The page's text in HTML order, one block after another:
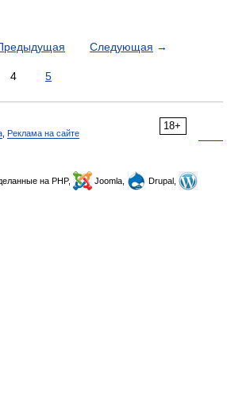
Следующая →
4 5
18+
Реклама на сайте
на PHP, Joomla,
Drupal,